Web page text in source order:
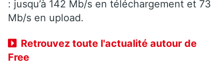
: jusqu’à 142 Mb/s en téléchargement et 73
Mb/s en upload.
Retrouvez toute l'actualité autour de
Free